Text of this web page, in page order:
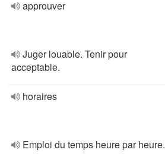
approuver
Juger louable. Tenir pour
acceptable.
horaires
Emploi du temps heure par heure.